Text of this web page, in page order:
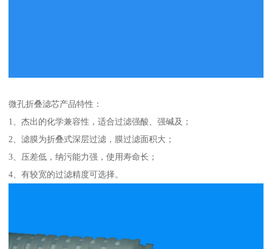
微孔折叠滤芯产品特性：
1、杰出的化学兼容性，适合过滤强酸、强碱及；
2、滤膜为折叠式深层过滤，膜过滤面积大；
3、压差低，纳污能力强，使用寿命长；
4、有较宽的过滤精度可选择。